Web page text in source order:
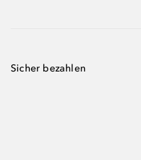
Sicher bezahlen